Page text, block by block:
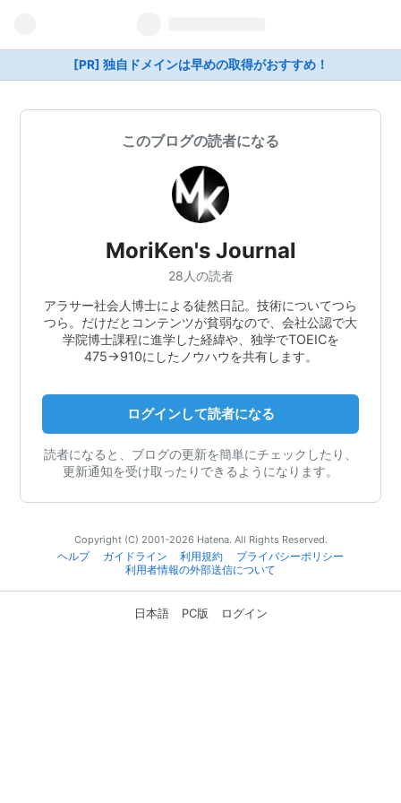
[PR] 独自ドメインは早めの取得がおすすめ！
このブログの読者になる
MoriKen's Journal
28人の読者
アラサー社会人博士による徒然日記。技術についてつら
つら。だけだとコンテンツが貧弱なので、会社公認で大
学院博士課程に進学した経緯や、独学でTOEICを
475→910にしたノウハウを共有します。
ログインして読者になる
読者になると、ブログの更新を簡単にチェックしたり、
更新通知を受け取ったりできるようになります。
Copyright (C) 2001-2026 Hatena. All Rights Reserved.
ヘルプ
ガイドライン 利用規約
プライバシーポリシー
利用者情報の外部送信について
日本語 PC版 ログイン